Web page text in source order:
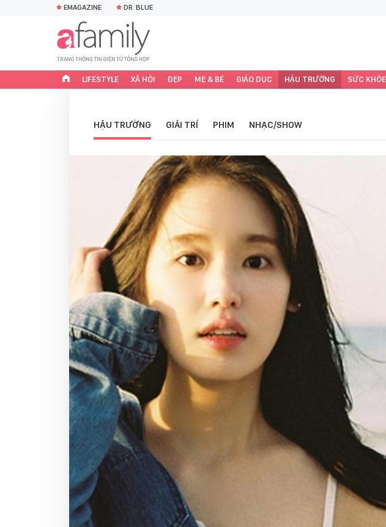
EMAGAZINE DR. BLUE
LIFESTYLE XÃ HỘI ĐẸP MẸ & BÉ GIÁO DỤC HẬU TRƯỜNG SỨC KHỎE
HẬU TRƯỜNG GIẢI TRÍ PHIM NHẠC/SHOW